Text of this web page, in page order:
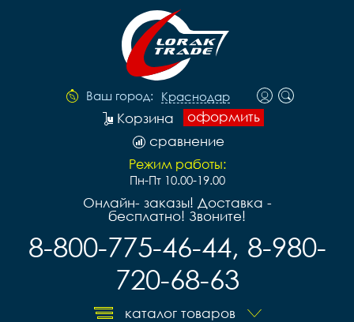
Ваш город: Краснодар
оформить
Корзина
сравнение
Режим работы:
Пн-Пт 10.00-19.00
Онлайн- заказы! Доставка -
бесплатно! Звоните!
8-800-775-46-44, 8-980-
720-68-63
каталог товаров